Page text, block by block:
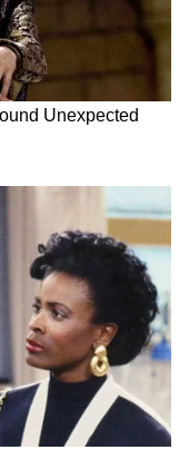
কারা
৫০,০০০ টাকা,
১,০০,০০০
(প্রায় ৫১,৬০০